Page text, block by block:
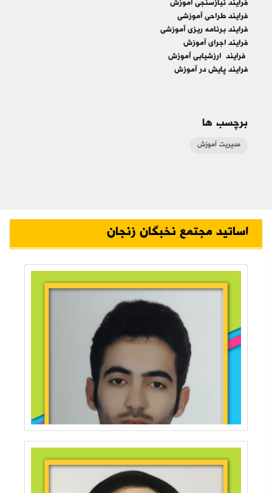
فرایند نیازسنجی آموزش
فرایند طراحی آموزشی
فرایند برنامه ریزی آموزشی
فرایند اجرای آموزش
فرایند ارزشیابی آموزش
فرایند پایش در آموزش
برچسب ها
مدیریت آموزش
اساتید مجتمع نخبگان زنجان